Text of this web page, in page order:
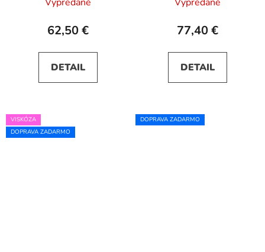
62,50 €
DETAIL
77,40 €
DETAIL
VISKÓZA
DOPRAVA ZADARMO
DOPRAVA ZADARMO